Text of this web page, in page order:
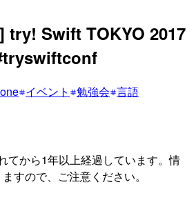
try! Swift TOKYO 2017
イベント 勉強会 言語
てから1年以上経過しています。情
すので、ご注意ください。